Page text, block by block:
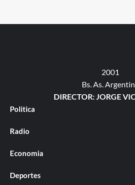
2001
Bs. As.
DIRECTOR: JORGE
Politica
Radio
Economia
Deportes